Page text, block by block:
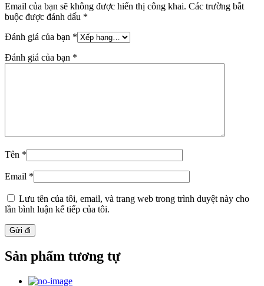
Email của bạn sẽ không được hiển thị công khai. Các trường bắt
buộc được đánh dấu *
Đánh giá của bạn *
Đánh giá của bạn *
Tên *
Email *
Lưu tên của tôi, email, và trang web trong trình duyệt này cho
lần bình luận kế tiếp của tôi.
Sản phẩm tương tự